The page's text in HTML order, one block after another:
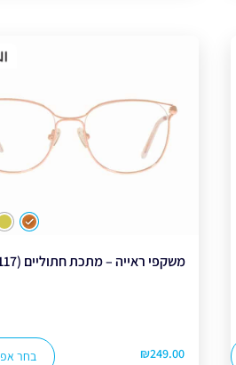
משקפי ראייה – מתכת חתוליים (1117)
₪249.00 בחר
צבע